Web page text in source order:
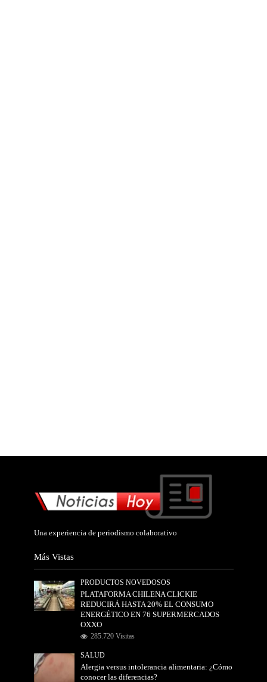
Una experiencia de periodismo colaborativo
Más Vistas
PRODUCTOS NOVEDOSOS
PLATAFORMA CHILENA CLICKIE
REDUCIRÁ HASTA 20% EL CONSUMO
ENERGÉTICO EN 76 SUPERMERCADOS
OXXO
285.720 Visitas
SALUD
Alergia versus intolerancia alimentaria: ¿Cómo
conocer las diferencias?